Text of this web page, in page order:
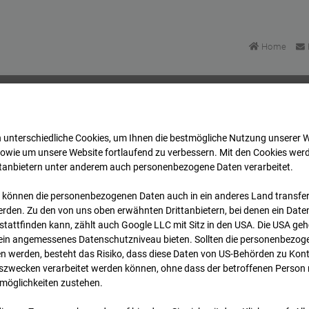
Home
Oberursel Archiv 2026 07 08
unterschiedliche Cookies, um Ihnen die best­mögliche Nutzung unserer
um unsere Website fortlaufend zu verbessern. Mit den Cookies
unter anderem auch personenbezogene Daten verarbeitet.
können die personenbezogenen Daten auch in ein anderes Land
Zu den von uns oben erwähnten Drittanbietern, bei denen ein
kann, zählt auch Google LLC mit Sitz in den USA. Die USA
angemessenes Datenschutzniveau bieten. Sollten die
werden, besteht das Risiko, dass diese Daten von US-Behörden zu
verarbeitet werden können, ohne dass der betroffenen Person
zustehen.